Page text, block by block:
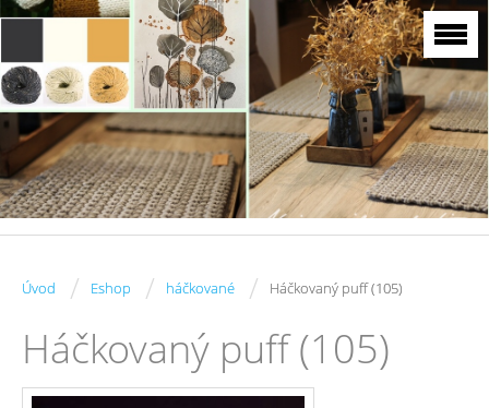
Úvod / Eshop / háčkované / Háčkovaný puff (105)
Háčkovaný puff (105)